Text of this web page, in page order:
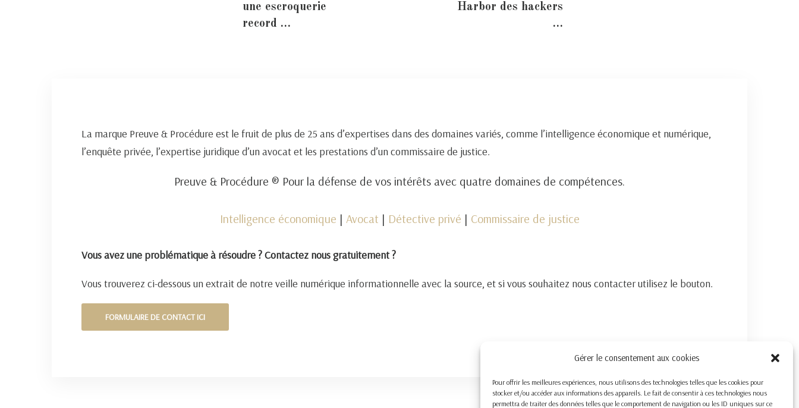
Gérer le consentement aux cookies
Pour offrir les meilleures expériences, nous utilisons des technologies telles que les cookies pour
stocker et/ou accéder aux informations des appareils. Le fait de consentir à ces technologies nous
permettra de traiter des données telles que le comportement de navigation ou les ID uniques sur ce
une escroquerie
record …
Harbor des hackers
…
La marque Preuve & Procédure est le fruit de plus de 25 ans d’expertises dans des domaines variés, comme l’intelligence économique et numérique,
l’enquête privée, l’expertise juridique d’un avocat et les prestations d’un commissaire de justice.
Preuve & Procédure ® Pour la défense de vos intérêts avec quatre domaines de compétences.
Intelligence économique | Avocat | Détective privé | Commissaire de justice
Vous avez une problématique à résoudre ? Contactez nous gratuitement ?
Vous trouverez ci-dessous un extrait de notre veille numérique informationnelle avec la source, et si vous souhaitez nous contacter utilisez le bouton.
FORMULAIRE DE CONTACT ICI